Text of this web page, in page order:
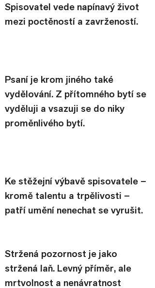
Spisovatel vede napínavý život
mezi poctěností a zavržeností.
Psaní je krom jiného také
vydělování. Z přítomného bytí se
vyděluji a vsazuji se do niky
proměnlivého bytí.
Ke stěžejní výbavě spisovatele –
kromě talentu a trpělivosti –
patří umění nenechat se vyrušit.
Stržená pozornost je jako
stržená laň. Levný příměr, ale
mrtvolnost a nenávratnost